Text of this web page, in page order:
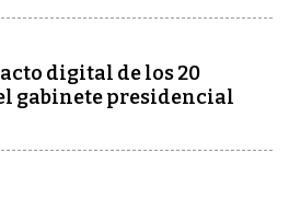
digital de los 20
gabinete presidencial